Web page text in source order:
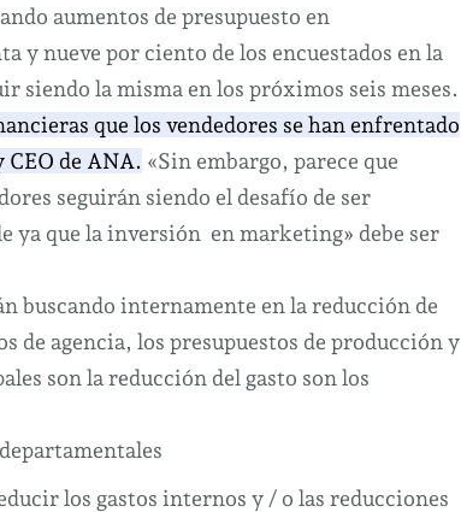
aumentos de presupuesto en
y nueve por ciento de los encuestados en la
siendo la misma en los próximos seis meses.
que los vendedores se han enfrentado
de ANA. «Sin embargo, parece que
seguirán siendo el desafío de ser
ya que la inversión en marketing» debe ser
buscando internamente en la reducción de
de agencia, los presupuestos de producción y
son la reducción del gasto son los
los gastos internos y / o las reducciones